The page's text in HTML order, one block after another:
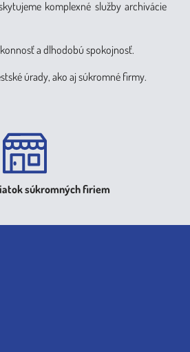
komplexné služby archivácie
a dlhodobú spokojnosť.
úrady, ako aj súkromné firmy.
súkromných firiem